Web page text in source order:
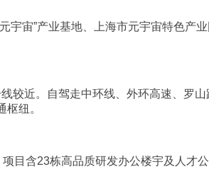
宇宙”产业基地、上海市元宇宙特色产
较近。自驾走中环线、外环高速、罗
纽。
目含23栋高品质研发办公楼宇及人才